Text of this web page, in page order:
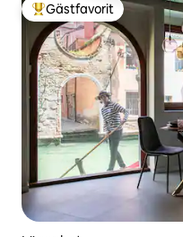
Populär gästfavorit
Gästfavorit